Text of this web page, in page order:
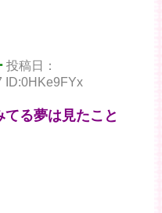
投稿日：
ID:0HKe9FYx
る夢は見たこと